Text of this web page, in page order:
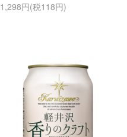
1,298円(税118円)